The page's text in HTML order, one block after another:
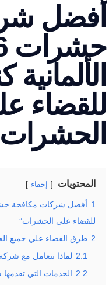
إخفاء
علي الحشرات”
طرق القضاء علي جميع
لماذا تتعامل مع شركة
الخدمات التي تقدمها